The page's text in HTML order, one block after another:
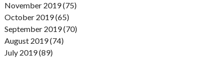
November 2019 (75)
October 2019 (65)
September 2019 (70)
August 2019 (74)
July 2019 (89)